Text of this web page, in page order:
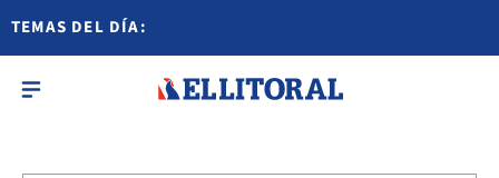
TEMAS DEL DÍA: